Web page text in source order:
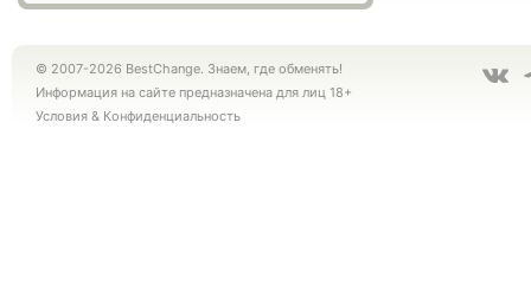
© 2007-2026 BestChange. Знаем, где обменять!
Информация на сайте предназначена для лиц 18+
Условия & Конфиденциальность